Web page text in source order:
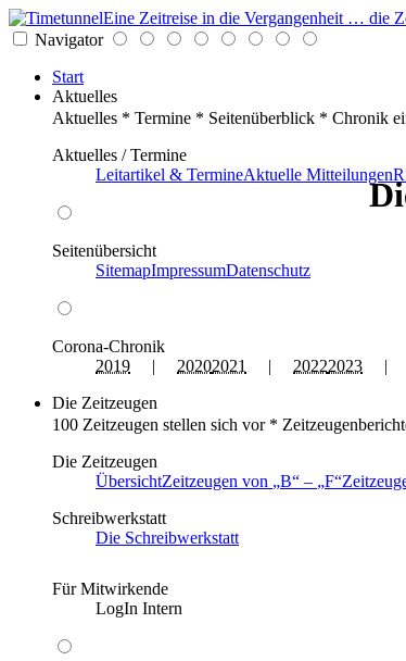
Eine Zeitreise in die Vergangenheit … die
Navigator
Start
Aktuelles
Aktuelles * Termine * Seitenüberblick * Chronik
Aktuelles / Termine
Leitartikel & TermineAktuelle Mitteilungen
Seitenübersicht
SitemapImpressumDatenschutz
Corona-Chronik
2019 | 20202021 | 20222023 |
Die Zeitzeugen
100 Zeitzeugen stellen sich vor *
Die Zeitzeugen
ÜbersichtZeitzeugen von B – F
Schreibwerkstatt
Die Schreibwerkstatt
Für Mitwirkende
LogIn Intern